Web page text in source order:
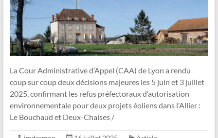
La Cour Administrative d’Appel (CAA) de Lyon a rendu
coup sur coup deux décisions majeures les 5 juin et 3 juillet
2025, confirmant les refus préfectoraux d’autorisation
environnementale pour deux projets éoliens dans l’Allier :
Le Bouchaud et Deux-Chaises /